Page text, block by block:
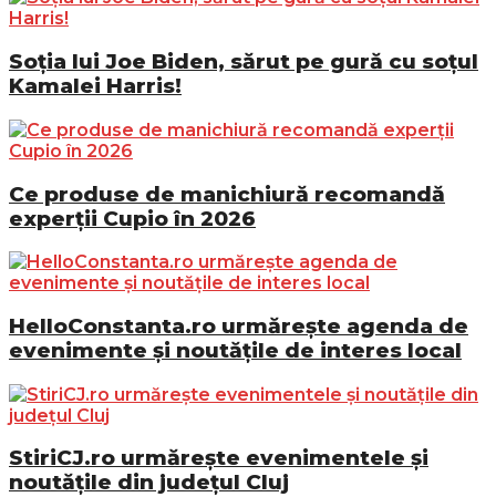
Soția lui Joe Biden, sărut pe gură cu soțul
Kamalei Harris!
Ce produse de manichiură recomandă
experții Cupio în 2026
HelloConstanta.ro urmărește agenda de
evenimente și noutățile de interes local
StiriCJ.ro urmărește evenimentele și
noutățile din județul Cluj